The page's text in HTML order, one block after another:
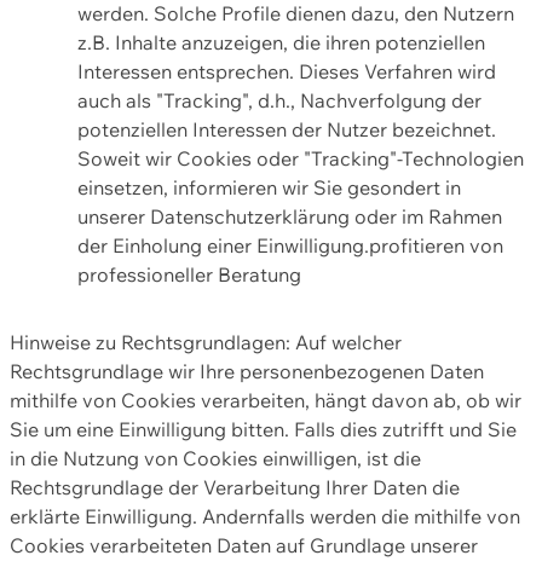
werden. Solche Profile dienen dazu, den Nutzern
z.B. Inhalte anzuzeigen, die ihren potenziellen
Interessen entsprechen. Dieses Verfahren wird
auch als "Tracking", d.h., Nachverfolgung der
potenziellen Interessen der Nutzer bezeichnet.
Soweit wir Cookies oder "Tracking"-Technologien
einsetzen, informieren wir Sie gesondert in
unserer Datenschutzerklärung oder im Rahmen
der Einholung einer Einwilligung.profitieren von
professioneller Beratung
Hinweise zu Rechtsgrundlagen: Auf welcher
Rechtsgrundlage wir Ihre personenbezogenen Daten
mithilfe von Cookies verarbeiten, hängt davon ab, ob wir
Sie um eine Einwilligung bitten. Falls dies zutrifft und Sie
in die Nutzung von Cookies einwilligen, ist die
Rechtsgrundlage der Verarbeitung Ihrer Daten die
erklärte Einwilligung. Andernfalls werden die mithilfe von
Cookies verarbeiteten Daten auf Grundlage unserer